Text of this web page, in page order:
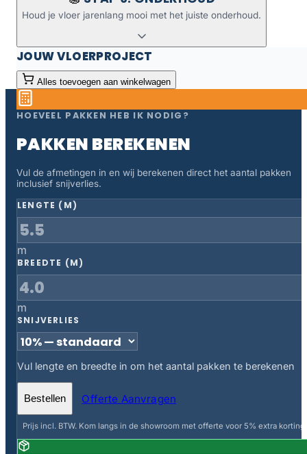
Houd je vloer jarenlang mooi met het juiste onderhoud.
JOUW VLOERPROJECT
Alles toevoegen aan winkelwagen
HOEVEEL PAKKEN HEB IK NODIG?
PAKKEN BEREKENEN
Vul de afmetingen in en wij berekenen direct het aantal pakken
inclusief snijverlies.
LENGTE (M)
m
BREEDTE (M)
m
SNIJVERLIES
Vul lengte en breedte in om het aantal pakken te berekenen
Bestellen Offerte Aanvragen
Prijs incl. BTW. Kom langs in de showroom met offerte voor 5% extra korting.